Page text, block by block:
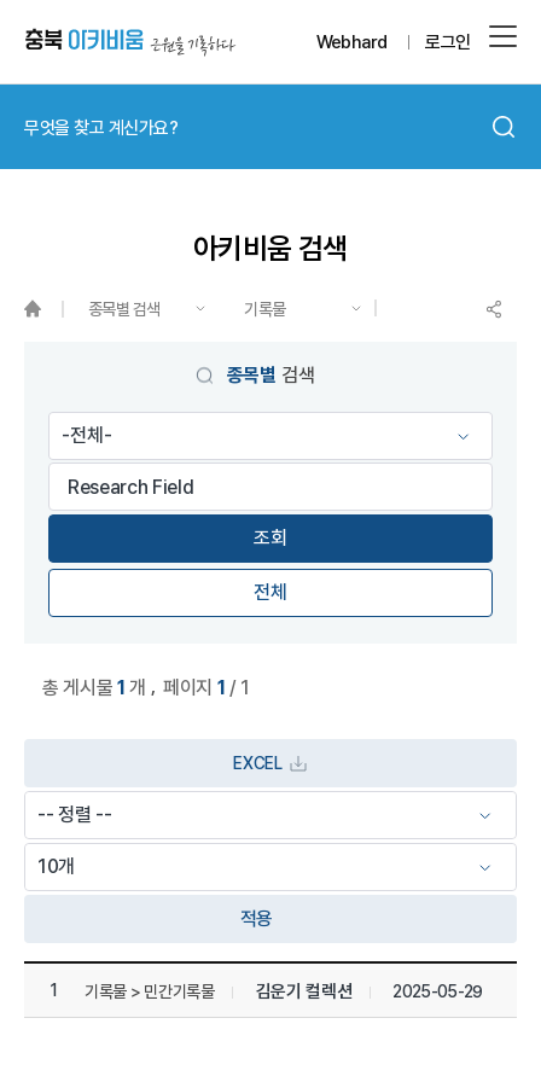
Webhard 로그인
아키비움 검색
종목별 검색 기록물
종목별 검색
전체
총 게시물1 개 페이지 1 / 1
EXCEL
적용
상세정보 관리목록
1 기록물 > 민간기록물 김운기 컬렉션 2025-05-29